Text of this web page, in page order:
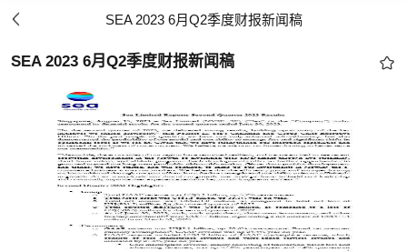
SEA 2023 6月Q2季度财报新闻稿
SEA 2023 6月Q2季度财报新闻稿